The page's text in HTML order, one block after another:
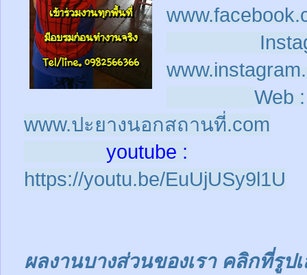
Web :
www.ปะยางนอกสถานที่.com
youtube :
https://youtu.be/EuUjUSy9l1U
ผลงานบางส่วนของเรา คลิกที่รูป